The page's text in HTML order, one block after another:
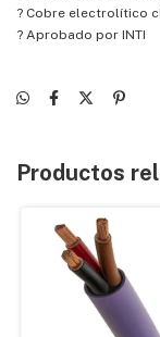
? Cobre electrolítico
? Aprobado por INTI
Productos